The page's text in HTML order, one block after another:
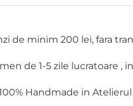
de minim 200 lei, fara
de 1-5 zile lucratoare
Handmade in